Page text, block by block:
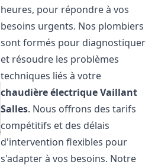
heures, pour répondre à vos
besoins urgents. Nos plombiers
sont formés pour diagnostiquer
et résoudre les problèmes
techniques liés à votre
chaudière électrique Vaillant
Salles. Nous offrons des tarifs
compétitifs et des délais
d'intervention flexibles pour
s'adapter à vos besoins. Notre